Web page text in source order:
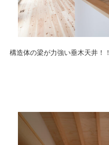
構造体の梁が力強い垂木天井！！